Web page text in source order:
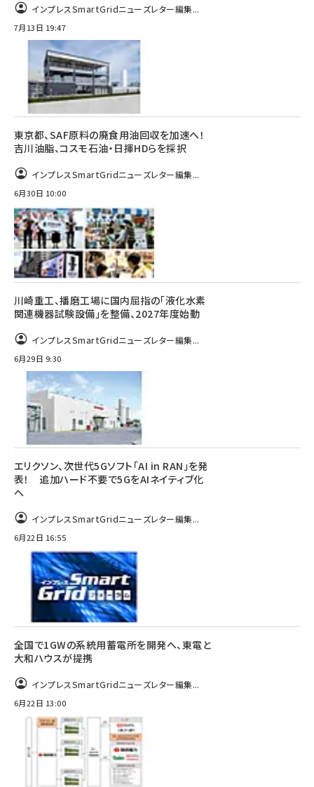
インプレスSmartGridニューズレター編集...
7月13日 19:47
東京都、SAF原料の廃食用油回収を加速へ！
吉川油脂、コスモ石油・日揮HDらを採択
インプレスSmartGridニューズレター編集...
6月30日 10:00
川崎重工、播磨工場に国内屈指の「液化水素
関連機器試験設備」を整備、2027年度始動
インプレスSmartGridニューズレター編集...
6月29日 9:30
エリクソン、次世代5Gソフト「AI in RAN」を発
表！ 追加ハード不要で5GをAIネイティブ化
へ
インプレスSmartGridニューズレター編集...
6月22日 16:55
全国で1GWの系統用蓄電所を開発へ、東電と
大和ハウスが提携
インプレスSmartGridニューズレター編集...
6月22日 13:00